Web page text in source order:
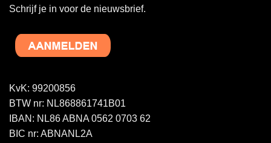
Schrijf je in voor de nieuwsbrief.
KvK: 99200856
BTW nr: NL868861741B01
IBAN: NL86 ABNA 0562 0703 62
BIC nr: ABNANL2A